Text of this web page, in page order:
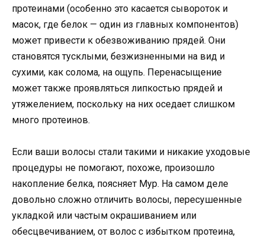
протеинами (особенно это касается сывороток и
масок, где белок — один из главных компонентов)
может привести к обезвоживанию прядей. Они
становятся тусклыми, безжизненными на вид и
сухими, как солома, на ощупь. Перенасыщение
может также проявляться липкостью прядей и
утяжелением, поскольку на них оседает слишком
много протеинов.
Если ваши волосы стали такими и никакие уходовые
процедуры не помогают, похоже, произошло
накопление белка, поясняет Мур. На самом деле
довольно сложно отличить волосы, пересушенные
укладкой или частым окрашиванием или
обесцвечиванием, от волос с избытком протеина,